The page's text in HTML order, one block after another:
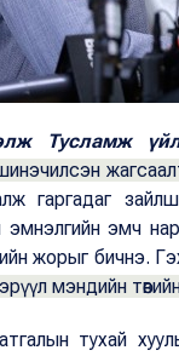
Тусламж
шинэчилсэн
гаргадаг
эмнэлгийн эмч
жорыг бичнэ.
мэндийн
тухай